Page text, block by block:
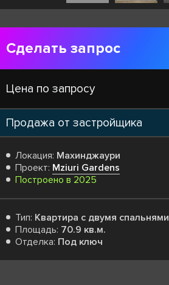
Сделать запрос
Цена по запросу
Продажа от застройщика
Локация: Махинджаури
Проект: Mziuri Gardens
Построено в 2025
Тип: Квартира с двумя спальнями
Площадь: 70.9 кв.м.
Отделка: Под ключ